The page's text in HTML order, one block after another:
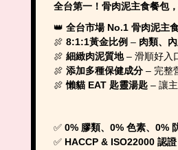
全台第一！骨肉泥主食餐包
👑 全台市場 No.1 骨肉泥主
🍖 8:1:1黃金比例 – 肉類、
🍖 細緻肉泥質地– 滑順好入
🍖 添加多種保健成分 – 完整
🍖懶貓 EAT 匙靈湯匙 – 讓
✅ 0% 膠類、0% 色素、0%
✅ HACCP & ISO22000 認證